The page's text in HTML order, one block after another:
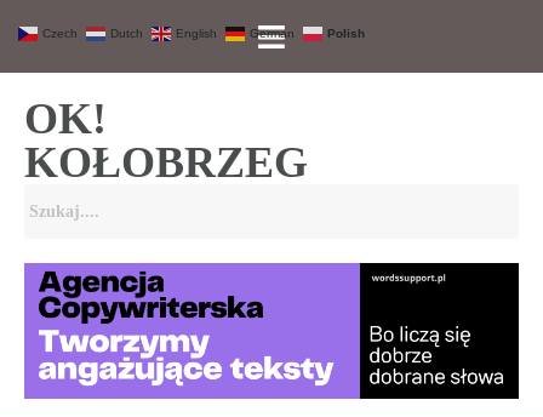
OK!
KOŁOBRZEG
Czech Dutch English German Polish